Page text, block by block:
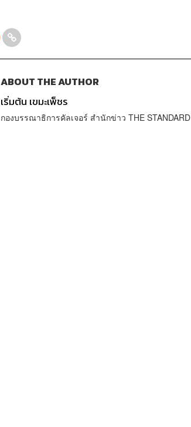
ABOUT THE AUTHOR
เริ่มต้น เขมะเพ็ชร
กองบรรณาธิการคัลเจอร์ สำนักข่าว THE STANDARD